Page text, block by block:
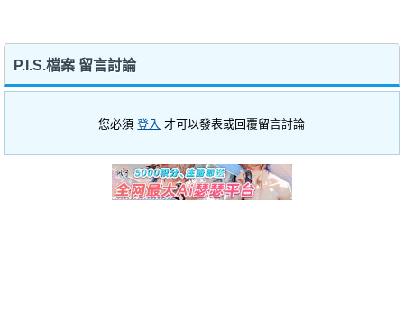
P.I.S.檔案 留言討論
您必須登入 才可以發表或回覆留言討論